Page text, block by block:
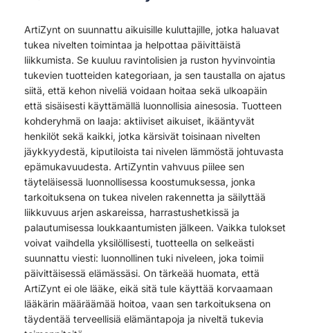
ArtiZynt on suunnattu aikuisille kuluttajille, jotka haluavat
tukea nivelten toimintaa ja helpottaa päivittäistä
liikkumista. Se kuuluu ravintolisien ja ruston hyvinvointia
tukevien tuotteiden kategoriaan, ja sen taustalla on ajatus
siitä, että kehon niveliä voidaan hoitaa sekä ulkoapäin
että sisäisesti käyttämällä luonnollisia ainesosia. Tuotteen
kohderyhmä on laaja: aktiiviset aikuiset, ikääntyvät
henkilöt sekä kaikki, jotka kärsivät toisinaan nivelten
jäykkyydestä, kiputiloista tai nivelen lämmöstä johtuvasta
epämukavuudesta. ArtiZyntin vahvuus piilee sen
täyteläisessä luonnollisessa koostumuksessa, jonka
tarkoituksena on tukea nivelen rakennetta ja säilyttää
liikkuvuus arjen askareissa, harrastushetkissä ja
palautumisessa loukkaantumisten jälkeen. Vaikka tulokset
voivat vaihdella yksilöllisesti, tuotteella on selkeästi
suunnattu viesti: luonnollinen tuki niveleen, joka toimii
päivittäisessä elämässäsi. On tärkeää huomata, että
ArtiZynt ei ole lääke, eikä sitä tule käyttää korvaamaan
lääkärin määräämää hoitoa, vaan sen tarkoituksena on
täydentää terveellisiä elämäntapoja ja niveltä tukevia